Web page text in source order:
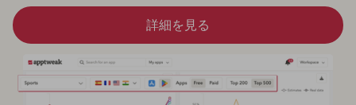
詳細を見る